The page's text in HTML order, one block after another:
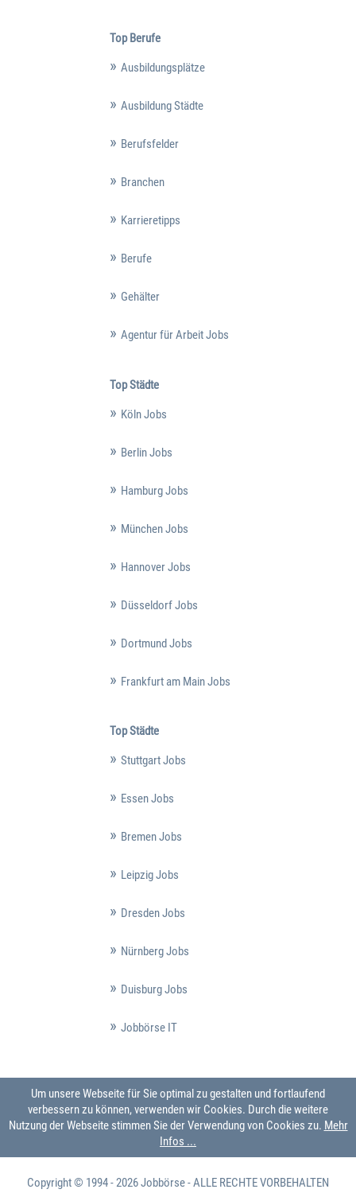
Top Berufe
Ausbildungsplätze
Ausbildung Städte
Berufsfelder
Branchen
Karrieretipps
Berufe
Gehälter
Agentur für Arbeit Jobs
Top Städte
Köln Jobs
Berlin Jobs
Hamburg Jobs
München Jobs
Hannover Jobs
Düsseldorf Jobs
Dortmund Jobs
Frankfurt am Main Jobs
Top Städte
Stuttgart Jobs
Essen Jobs
Bremen Jobs
Leipzig Jobs
Dresden Jobs
Nürnberg Jobs
Duisburg Jobs
Jobbörse IT
Um unsere Webseite für Sie optimal zu gestalten und fortlaufend
verbessern zu können, verwenden wir Cookies. Durch die weitere
Nutzung der Webseite stimmen Sie der Verwendung von Cookies zu. Mehr
Infos ...
Copyright © 1994 - 2026Jobbörse- ALLE RECHTE VORBEHALTEN